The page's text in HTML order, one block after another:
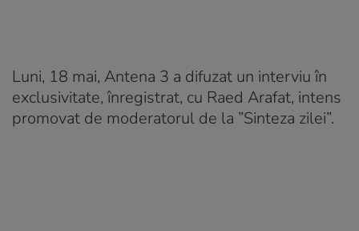
Luni, 18 mai, Antena 3 a difuzat un interviu în
exclusivitate, înregistrat, cu Raed Arafat, intens
promovat de moderatorul de la ”Sinteza zilei”.